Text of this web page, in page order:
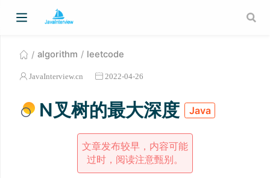
algorithm leetcode
JavaInterview.cn 2022-04-26
N叉树的最大深度 Java
文章发布较早，内容可能
过时，阅读注意甄别。